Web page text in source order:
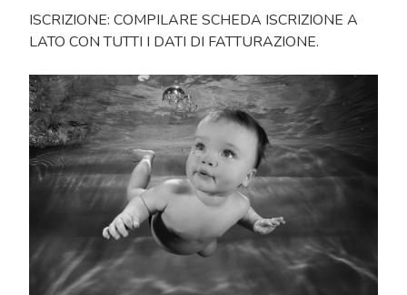
ISCRIZIONE: COMPILARE SCHEDA ISCRIZIONE A
LATO CON TUTTI I DATI DI FATTURAZIONE.